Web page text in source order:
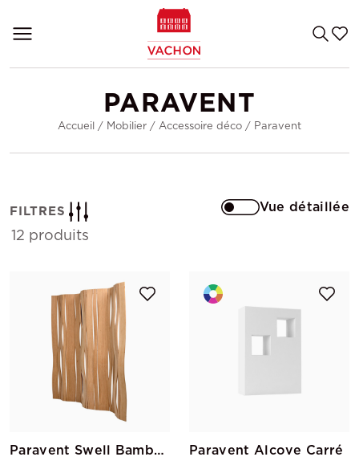
PARAVENT
Accueil / Mobilier / Accessoire déco / Paravent
FILTRES
12 produits
Vue détaillée
Paravent Swell Bambou Paravent Alcove Carré